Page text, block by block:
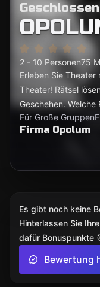
Geschlossen
2 - 10 Personen75
Erleben Sie
Theater! Rätsel
Geschehen. Welche
Für Große Gruppen
Firma Opolum
Es gibt noch keine
Hinterlassen Sie
dafür Bonuspunkte
Bewertung